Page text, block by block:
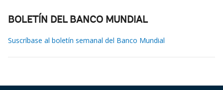
BOLETÍN DEL BANCO MUNDIAL
Suscríbase al boletín semanal del Banco Mundial